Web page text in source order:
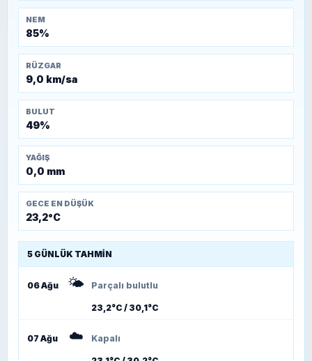
NEM
85%
RÜZGAR
9,0 km/sa
BULUT
49%
YAĞIŞ
0,0 mm
GECE EN DÜŞÜK
23,2°C
5 GÜNLÜK TAHMIN
06 Ağu 🌤️ Parçalı bulutlu
23,2°C / 30,1°C
07 Ağu ☁️ Kapalı